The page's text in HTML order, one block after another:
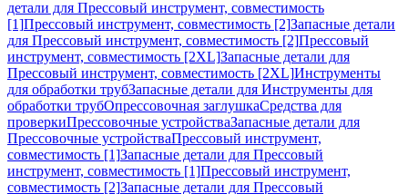
детали для Прессовый инструмент, совместимость
[1]Прессовый инструмент, совместимость [2]Запасные детали
для Прессовый инструмент, совместимость [2]Прессовый
инструмент, совместимость [2XL]Запасные детали для
Прессовый инструмент, совместимость [2XL]Инструменты
для обработки трубЗапасные детали для Инструменты для
обработки трубОпрессовочная заглушкаСредства для
проверкиПрессовочные устройстваЗапасные детали для
Прессовочные устройстваПрессовый инструмент,
совместимость [1]Запасные детали для Прессовый
инструмент, совместимость [1]Прессовый инструмент,
совместимость [2]Запасные детали для Прессовый